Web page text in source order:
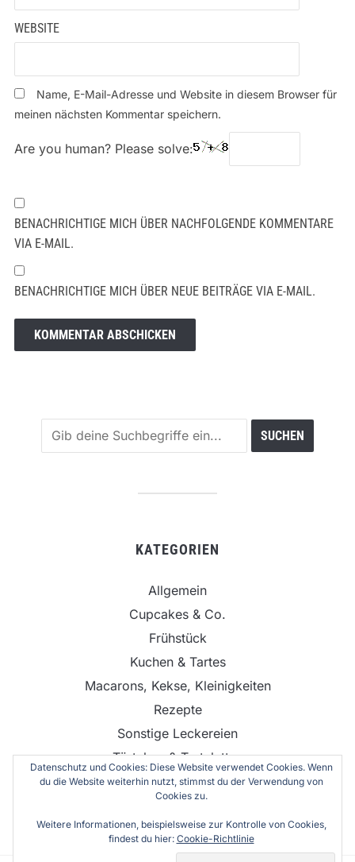
WEBSITE
Name, E-Mail-Adresse und Website in diesem Browser für
meinen nächsten Kommentar speichern.
Are you human? Please solve:
BENACHRICHTIGE MICH ÜBER NACHFOLGENDE KOMMENTARE
VIA E-MAIL.
BENACHRICHTIGE MICH ÜBER NEUE BEITRÄGE VIA E-MAIL.
KATEGORIEN
Allgemein
Cupcakes & Co.
Frühstück
Kuchen & Tartes
Macarons, Kekse, Kleinigkeiten
Rezepte
Sonstige Leckereien
Törtchen & Tartelettes
Torten
Datenschutz und Cookies: Diese Website verwendet Cookies. Wenn
du die Website weiterhin nutzt, stimmst du der Verwendung von
Cookies zu.
Weitere Informationen, beispielsweise zur Kontrolle von Cookies,
findest du hier: Cookie-Richtlinie